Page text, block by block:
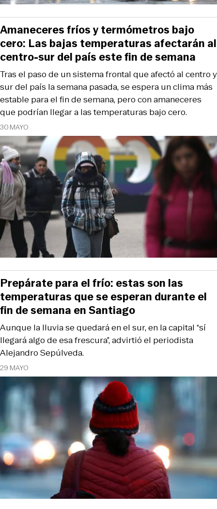
30 MAYO
Tras el paso de un sistema frontal que afectó al centro y
sur del país la semana pasada, se espera un clima más
estable para el fin de semana, pero con amaneceres
que podrían llegar a las temperaturas bajo cero.
Amaneceres fríos y termómetros bajo
cero: Las bajas temperaturas afectarán al
centro-sur del país este fin de semana
29 MAYO
Aunque la lluvia se quedará en el sur, en la capital “sí
llegará algo de esa frescura”, advirtió el periodista
Alejandro Sepúlveda.
Prepárate para el frío: estas son las
temperaturas que se esperan durante el
fin de semana en Santiago